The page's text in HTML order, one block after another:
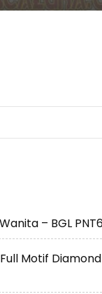
– BGL
Motif